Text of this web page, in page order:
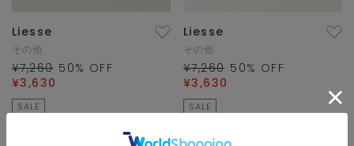
Liesse
その他
¥7,260 50% OFF
¥3,630
SALE
Liesse
その他
¥7,260 50% OFF
¥3,630
SALE